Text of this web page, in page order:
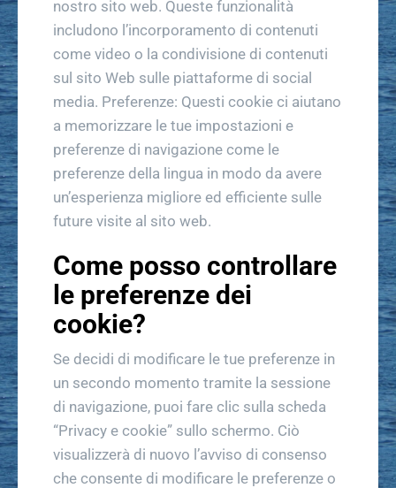
nostro sito web. Queste funzionalità
includono l’incorporamento di contenuti
come video o la condivisione di contenuti
sul sito Web sulle piattaforme di social
media. Preferenze: Questi cookie ci aiutano
a memorizzare le tue impostazioni e
preferenze di navigazione come le
preferenze della lingua in modo da avere
un’esperienza migliore ed efficiente sulle
future visite al sito web.
Come posso controllare
le preferenze dei
cookie?
Se decidi di modificare le tue preferenze in
un secondo momento tramite la sessione
di navigazione, puoi fare clic sulla scheda
“Privacy e cookie” sullo schermo. Ciò
visualizzerà di nuovo l’avviso di consenso
che consente di modificare le preferenze o